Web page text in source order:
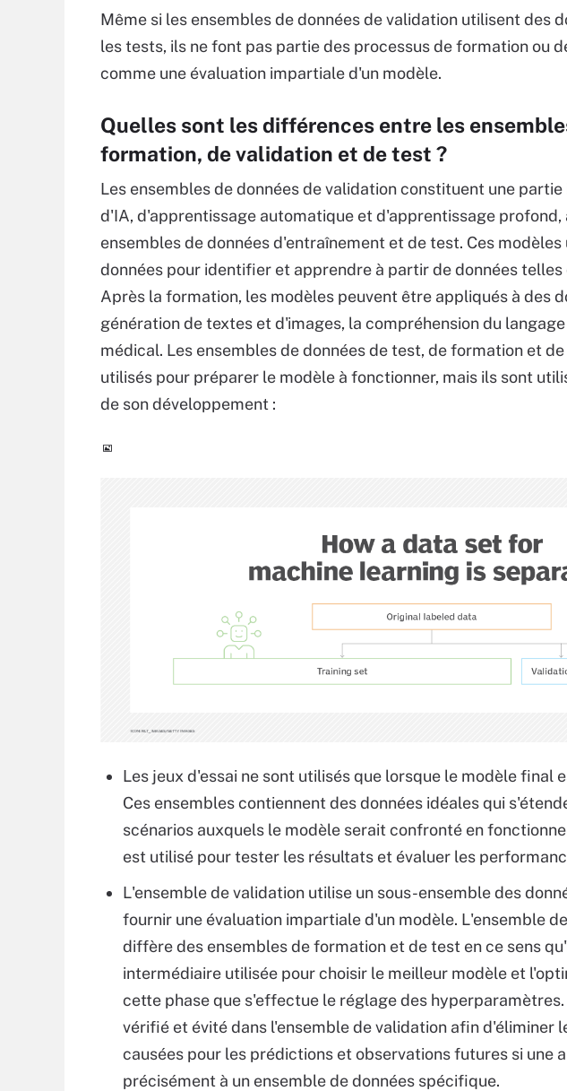
Même si les ensembles de données de validation utilisent des
les tests, ils ne font pas partie des processus de formation ou
comme une évaluation impartiale d'un modèle.
Quelles sont les différences entre les
formation, de validation et de test ?
Les ensembles de données de validation constituent une
d'IA, d'apprentissage automatique et d'apprentissage profond,
ensembles de données d'entraînement et de test. Ces
données pour identifier et apprendre à partir de données
Après la formation, les modèles peuvent être appliqués à des
génération de textes et d'images, la compréhension du
médical. Les ensembles de données de test, de formation et
utilisés pour préparer le modèle à fonctionner, mais ils sont
de son développement :
Les jeux d'essai ne sont utilisés que lorsque le modèle final
Ces ensembles contiennent des données idéales qui
scénarios auxquels le modèle serait confronté en
est utilisé pour tester les résultats et évaluer les
L'ensemble de validation utilise un sous-ensemble des
fournir une évaluation impartiale d'un modèle. L'ensemble
diffère des ensembles de formation et de test en ce sens
intermédiaire utilisée pour choisir le meilleur modèle et
cette phase que s'effectue le réglage des
vérifié et évité dans l'ensemble de validation afin d'éliminer
causées pour les prédictions et observations futures si une
précisément à un ensemble de données spécifique.